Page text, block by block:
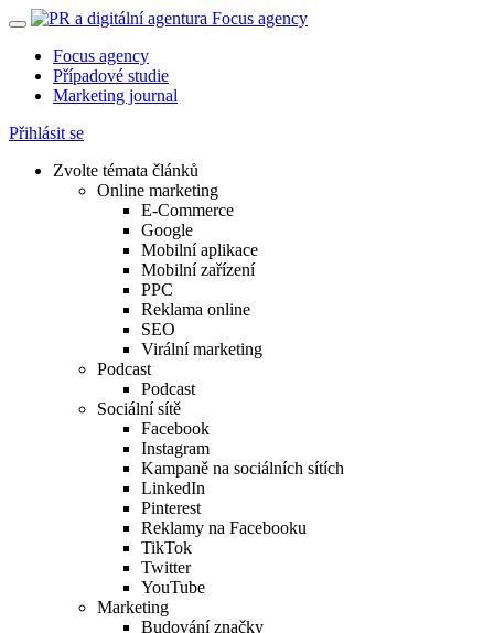
Focus agency
Případové studie
Marketing journal
Přihlásit se
Zvolte témata článků
Online marketing
E-Commerce
Google
Mobilní aplikace
Mobilní zařízení
PPC
Reklama online
SEO
Virální marketing
Podcast
Podcast
Sociální sítě
Facebook
Instagram
Kampaně na sociálních sítích
LinkedIn
Pinterest
Reklamy na Facebooku
TikTok
Twitter
YouTube
Marketing
Budování značky